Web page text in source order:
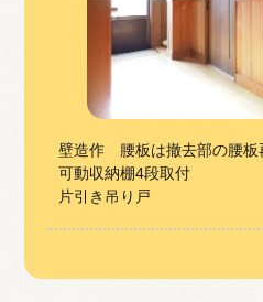
壁造作 腰板は撤去部の腰板
可動収納棚4段取付
片引き吊り戸